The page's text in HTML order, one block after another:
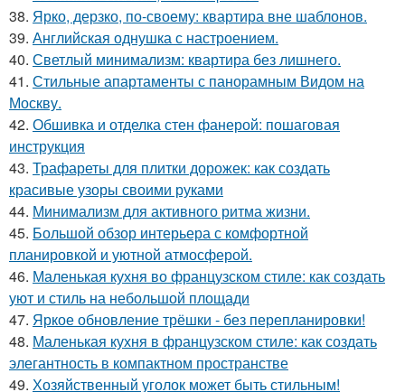
38. Ярко, дерзко, по-своему: квартира вне шаблонов.
39. Английская однушка с настроением.
40. Светлый минимализм: квартира без лишнего.
41. Стильные апартаменты с панорамным Видом на
Москву.
42. Обшивка и отделка стен фанерой: пошаговая
инструкция
43. Трафареты для плитки дорожек: как создать
красивые узоры своими руками
44. Минимализм для активного ритма жизни.
45. Большой обзор интерьера с комфортной
планировкой и уютной атмосферой.
46. Маленькая кухня во французском стиле: как создать
уют и стиль на небольшой площади
47. Яркое обновление трёшки - без перепланировки!
48. Маленькая кухня в французском стиле: как создать
элегантность в компактном пространстве
49. Хозяйственный уголок может быть стильным!